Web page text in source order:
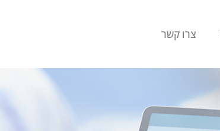
צרו קשר